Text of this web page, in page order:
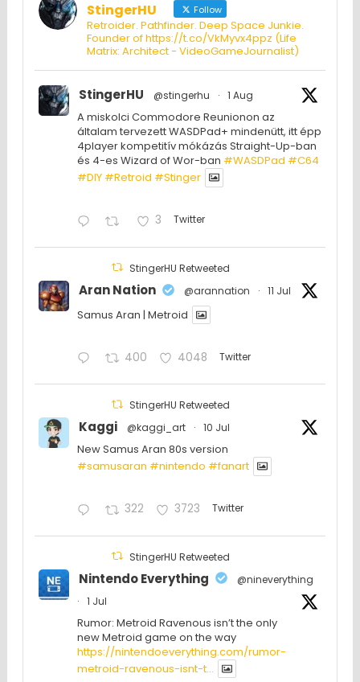
StingerHU Follow
Retroider. Pathfinder. Deep Space Junkie.
Founder of https://t.co/VkMyvx4ppz (Life
Matrix: Architect - VideoGameJournalist)
StingerHU @stingerhu · 1 Aug
A miskolci Commodore Reunionon az
általam tervezett WASDPad+ mindenütt, itt épp
4player kompetitív mókázás Straight-Up-ban
és 4-es Wizard of Wor-ban #WASDPad #C64
#DIY #Retroid #Stinger
3 Twitter
StingerHU Retweeted
Aran Nation @arannation · 11 Jul
Samus Aran | Metroid
400 4048 Twitter
StingerHU Retweeted
Kaggi @kaggi_art · 10 Jul
New Samus Aran 80s version
#samusaran #nintendo #fanartㅤㅤㅤㅤ
322 3723 Twitter
StingerHU Retweeted
Nintendo Everything
@nineverything
·
1 Jul
Rumor: Metroid Ravenous isn’t the only
new Metroid game on the way
https://nintendoeverything.com/rumor-
metroid-ravenous-isnt-t...